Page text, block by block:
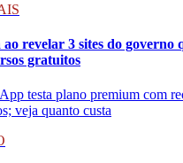
revelar 3 sites do governo
gratuitos